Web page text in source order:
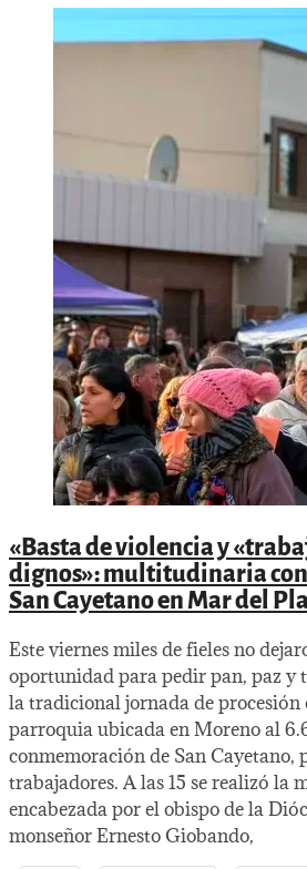
«Basta de violencia y
dignos»: multitudinaria
San Cayetano en Mar del
Este viernes miles de fieles no
oportunidad para pedir pan, paz y
la tradicional jornada de procesión
parroquia ubicada en Moreno al
conmemoración de San Cayetano,
trabajadores. A las 15 se realizó la
encabezada por el obispo de la
monseñor Ernesto Giobando,